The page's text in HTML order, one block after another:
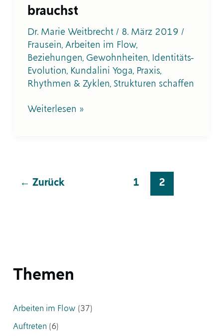
brauchst
Dr. Marie Weitbrecht / 8. März 2019 /
Frausein, Arbeiten im Flow,
Beziehungen, Gewohnheiten,
Identitäts-
Evolution, Kundalini Yoga, Praxis,
Rhythmen & Zyklen, Strukturen schaffen
Weiterlesen »
← Zurück 1 2
Themen
Arbeiten im Flow (37)
Auftreten (6)